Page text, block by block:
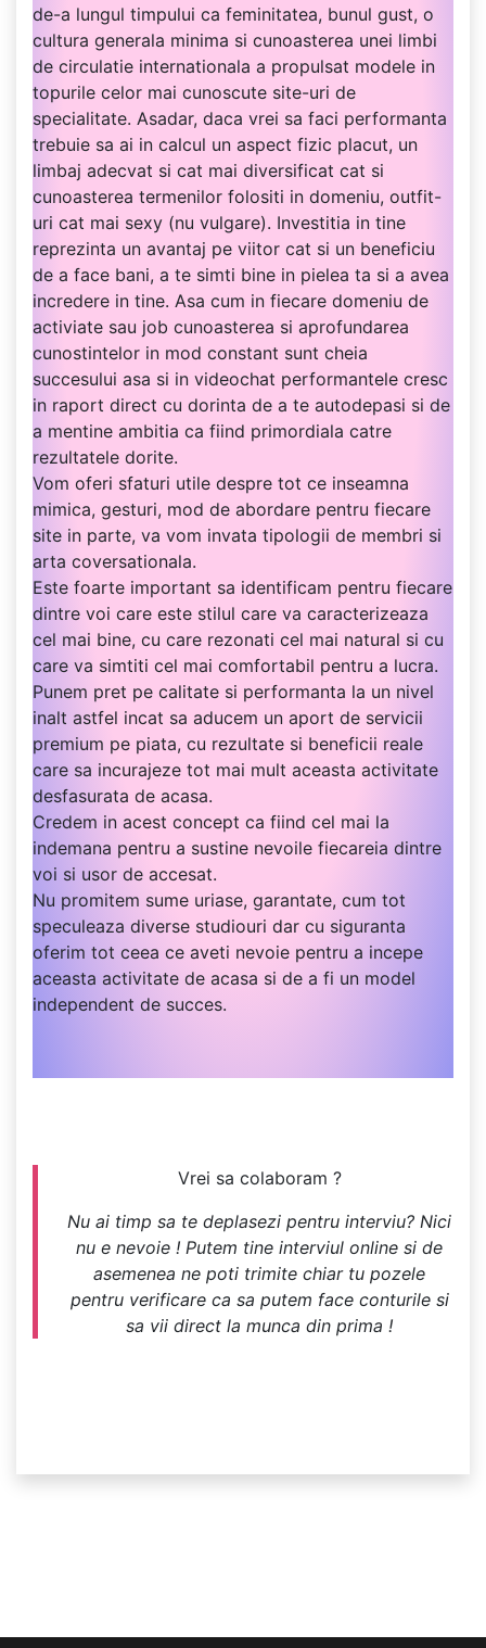
de-a lungul timpului ca feminitatea, bunul gust, o
cultura generala minima si cunoasterea unei limbi
de circulatie internationala a propulsat modele in
topurile celor mai cunoscute site-uri de
specialitate. Asadar, daca vrei sa faci performanta
trebuie sa ai in calcul un aspect fizic placut, un
limbaj adecvat si cat mai diversificat cat si
cunoasterea termenilor folositi in domeniu, outfit-
uri cat mai sexy (nu vulgare). Investitia in tine
reprezinta un avantaj pe viitor cat si un beneficiu
de a face bani, a te simti bine in pielea ta si a avea
incredere in tine. Asa cum in fiecare domeniu de
activiate sau job cunoasterea si aprofundarea
cunostintelor in mod constant sunt cheia
succesului asa si in videochat performantele cresc
in raport direct cu dorinta de a te autodepasi si de
a mentine ambitia ca fiind primordiala catre
rezultatele dorite.
Vom oferi sfaturi utile despre tot ce inseamna
mimica, gesturi, mod de abordare pentru fiecare
site in parte, va vom invata tipologii de membri si
arta coversationala.
Este foarte important sa identificam pentru fiecare
dintre voi care este stilul care va caracterizeaza
cel mai bine, cu care rezonati cel mai natural si cu
care va simtiti cel mai comfortabil pentru a lucra.
Punem pret pe calitate si performanta la un nivel
inalt astfel incat sa aducem un aport de servicii
premium pe piata, cu rezultate si beneficii reale
care sa incurajeze tot mai mult aceasta activitate
desfasurata de acasa.
Credem in acest concept ca fiind cel mai la
indemana pentru a sustine nevoile fiecareia dintre
voi si usor de accesat.
Nu promitem sume uriase, garantate, cum tot
speculeaza diverse studiouri dar cu siguranta
oferim tot ceea ce aveti nevoie pentru a incepe
aceasta activitate de acasa si de a fi un model
independent de succes.
Vrei sa colaboram ?
Nu ai timp sa te deplasezi pentru interviu? Nici
nu e nevoie ! Putem tine interviul online si de
asemenea ne poti trimite chiar tu pozele
pentru verificare ca sa putem face conturile si
sa vii direct la munca din prima !